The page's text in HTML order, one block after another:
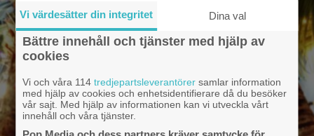
Vi värdesätter din integritet Dina val
Bättre innehåll och tjänster med hjälp av
cookies
Vi och våra 114tredjepartsleverantörer samlar information
med hjälp av cookies och enhetsidentifierare då du besöker
vår sajt. Med hjälp av informationen kan vi utveckla vårt
innehåll och våra tjänster.